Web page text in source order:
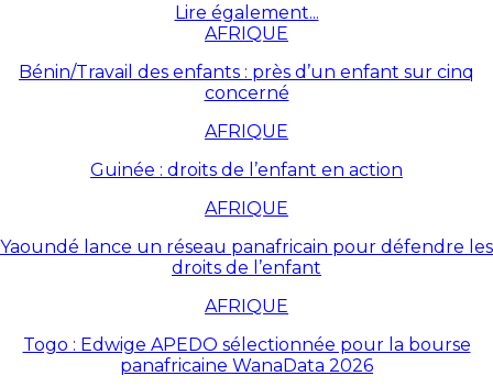
Lire également...
AFRIQUE
Bénin/Travail des enfants : près d’un enfant sur cinq
concerné
AFRIQUE
Guinée : droits de l’enfant en action
AFRIQUE
Yaoundé lance un réseau panafricain pour défendre les
droits de l’enfant
AFRIQUE
Togo : Edwige APEDO sélectionnée pour la bourse
panafricaine WanaData 2026